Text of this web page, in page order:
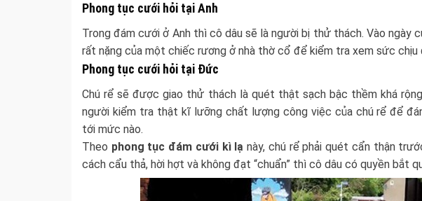
Phong tục cưới hỏi tại Anh
Trong đám cưới ở Anh thì cô dâu sẽ là người bị thử thách. Vào ngày
rất nặng của một chiếc rương ở nhà thờ cổ để kiểm tra xem sức chịu
Phong tục cưới hỏi tại Đức
Chú rể sẽ được giao thử thách là quét thật sạch bậc thềm khá
người kiểm tra thật kĩ lưỡng chất lượng công việc của chú rể để
tới mức nào.
Theo phong tục đám cưới kì lạnày, chú rể phải quét cẩn thận
cách cẩu thả, hời hợt và không đạt “chuẩn” thì cô dâu có quyền bắt